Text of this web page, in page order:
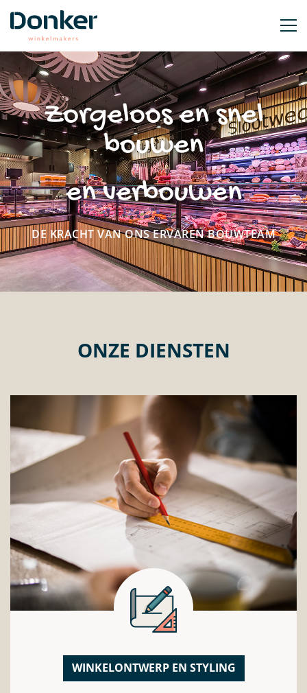
Zorgeloos en snel
bouwen
en verbouwen
DE KRACHT VAN ONS ERVAREN BOUWTEAM
ONZE DIENSTEN
WINKELONTWERP EN STYLING